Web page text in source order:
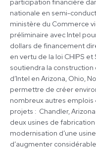
participation financière
nationale en semi-
ministère du Commerce
préliminaire avec Intel
dollars de financement
en vertu de la loi CHIPS
soutiendra la construction
d’Intel en Arizona, Ohio,
permettre de créer
nombreux autres emplois
projets : Chandler,
deux usines de
modernisation d’une
d’augmenter